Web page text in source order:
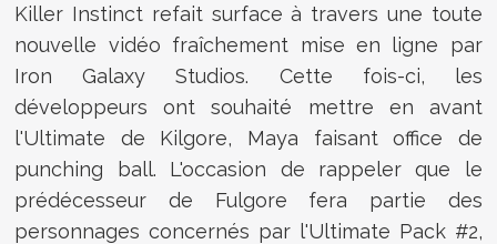
Killer Instinct refait surface à travers une toute
nouvelle vidéo fraîchement mise en ligne par
Iron Galaxy Studios. Cette fois-ci, les
développeurs ont souhaité mettre en avant
l'Ultimate de Kilgore, Maya faisant office de
punching ball. L'occasion de rappeler que le
prédécesseur de Fulgore fera partie des
personnages concernés par l'Ultimate Pack #2,